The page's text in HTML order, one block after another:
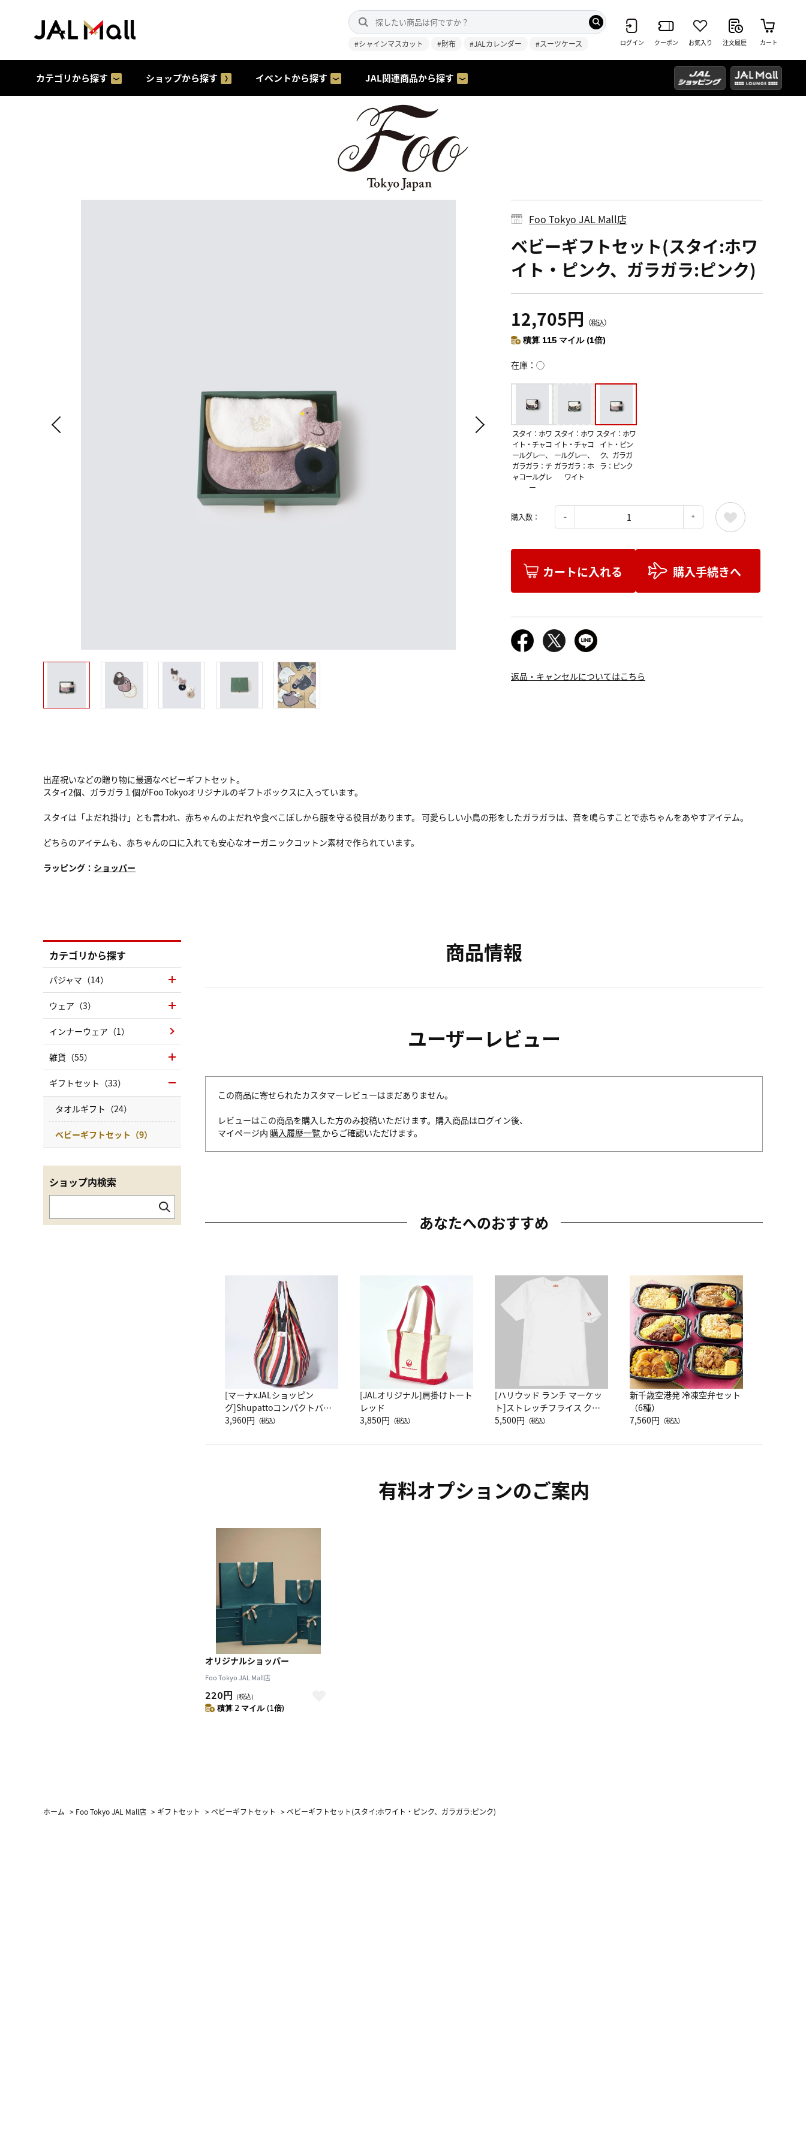
#シャインマスカット #財布 #JALカレンダー #スーツケース ログイン クーポン お気入り 注文履歴 カート
カテゴリから探す ショップから探す イベントから探す JAL関連商品から探す
Foo Tokyo JAL Mall店
ベビーギフトセット(スタイ:ホワ
イト・ピンク、ガラガラ:ピンク)
12,705円 （税込）
積算 115 マイル (1倍)
在庫 ◯
スタイ：ホワ
イト・チャコ
ールグレー、
ガラガラ：チ
ャコールグレ
ー
スタイ：ホワ
イト・チャコ
ールグレー、
ガラガラ：ホ
ワイト
スタイ：ホワ
イト・ピン
ク、ガラガ
ラ：ピンク
購入数：
カートに入れる 購入手続きへ
返品・キャンセルについてはこちら
出産祝いなどの贈り物に最適なベビーギフトセット。
スタイ2個、ガラガラ１個がFoo Tokyoオリジナルのギフトボックスに入っています。
スタイは「よだれ掛け」とも言われ、赤ちゃんのよだれや食べこぼしから服を守る役目があります。 可愛らしい小鳥の形をしたガラガラは、音を鳴らすことで赤ちゃんをあやすアイテム。
どちらのアイテムも、赤ちゃんの口に入れても安心なオーガニックコットン素材で作られています。
ラッピング： ショッパー
商品情報
ユーザーレビュー
この商品に寄せられたカスタマーレビューはまだありません。
レビューはこの商品を購入した方のみ投稿いただけます。購入商品はログイン後、
マイページ内 購入履歴一覧 からご確認いただけます。
あなたへのおすすめ
[マーナxJALショッピン
グ]Shupattoコンパクトバッ
グ Drop JAL客室乗務員
3,960円 （税込）
[JALオリジナル]肩掛けトート
レッド
3,850円 （税込）
[ハリウッド ランチ マーケッ
ト]ストレッチフライス クル
ーネック別注半袖Ｔシャツ
5,500円 （税込）
新千歳空港発 冷凍空弁セット
（6種）
7,560円 （税込）
有料オプションのご案内
オリジナルショッパー
Foo Tokyo JAL Mall店
220円 （税込）
積算 2 マイル (1倍)
カテゴリから探す
パジャマ（14）
ウェア（3）
インナーウェア（1）
雑貨（55）
ギフトセット（33）
タオルギフト（24）
ベビーギフトセット（9）
ショップ内検索
ホーム > Foo Tokyo JAL Mall店 > ギフトセット >ベビーギフトセット >ベビーギフトセット(スタイ:ホワイト・ピンク、ガラガラ:ピンク)